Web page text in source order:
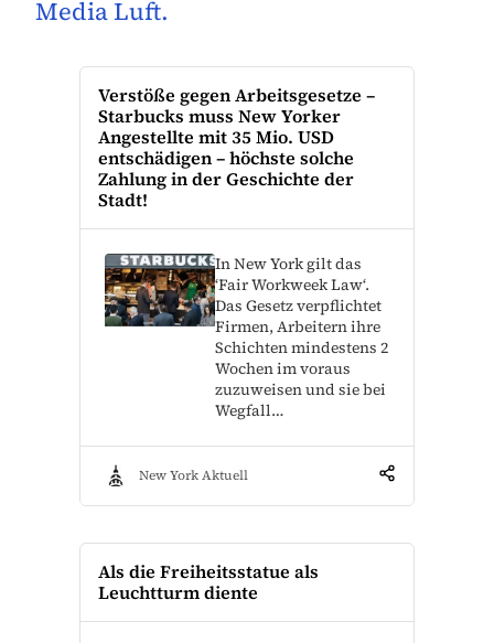
Media Luft.
Verstöße gegen Arbeitsgesetze –
Starbucks muss New Yorker
Angestellte mit 35 Mio. USD
entschädigen – höchste solche
Zahlung in der Geschichte der
Stadt!
In New York gilt das
‘Fair Workweek Law‘.
Das Gesetz verpflichtet
Firmen, Arbeitern ihre
Schichten mindestens 2
Wochen im voraus
zuzuweisen und sie bei
Wegfall…
New York Aktuell
Als die Freiheitsstatue als
Leuchtturm diente